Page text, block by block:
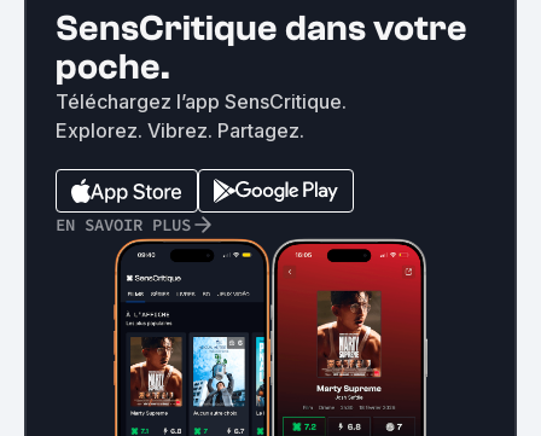
SensCritique dans votre
poche.
Téléchargez l’app SensCritique.
Explorez. Vibrez. Partagez.
EN SAVOIR PLUS